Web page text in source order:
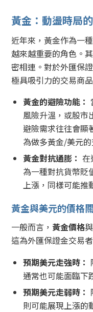
黃金：動盪時局
近年來，黃金作為一
越來越重要的角色。
密相連。對於外匯保
極具吸引力的交易商品
黃金的避險功能：
風險升溫，或股市
避險需求往往會顯
為做多黃金/美元
黃金對抗通膨： 在
為一種對抗貨幣貶
上漲，同樣可能推
黃金與美元的價格
一般而言， 黃金價格與
這為外匯保證金交易
預期美元走強時：
通常也可能面臨下
預期美元走弱時：
則可能展現上漲的